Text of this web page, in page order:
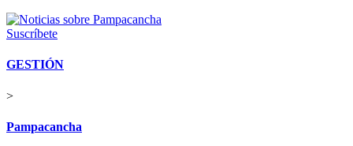
Suscríbete
GESTIÓN
>
Pampacancha